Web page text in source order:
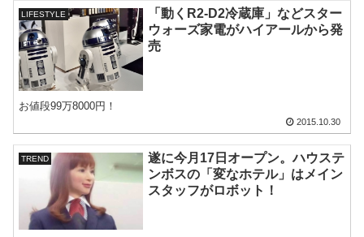
LIFESTYLE
「動くR2-D2冷蔵庫」などスター
ウォーズ家電がハイアールから発
売
お値段99万8000円！
2015.10.30
TREND
遂に今月17日オープン。ハウステ
ンボスの「変なホテル」はメイン
スタッフがロボット！